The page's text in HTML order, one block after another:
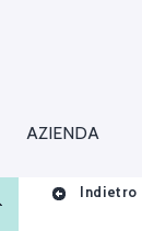
AZIENDA
Indietro